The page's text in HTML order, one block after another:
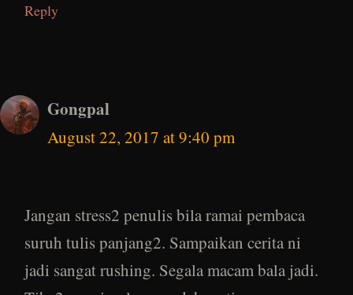
Reply
Gongpal
August 22, 2017 at 9:40 pm
Jangan stress2 penulis bila ramai pembaca
suruh tulis panjang2. Sampaikan cerita ni
jadi sangat rushing. Segala macam bala jadi.